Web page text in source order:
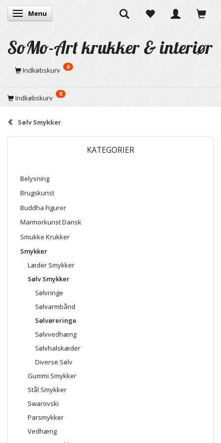
Skifte navigation
Menu
SoMo-Art krukker & interiør
Indkøbskurv 0
Indkøbskurv 0
Sølv Smykker
KATEGORIER
Belysning
Brugskunst
Buddha Figurer
Marmorkunst Dansk
Smukke Krukker
Smykker
Læder Smykker
Sølv Smykker
Sølvringe
Sølvarmbånd
Sølvøreringe
Sølvvedhæng
Sølvhalskæder
Diverse Sølv
Gummi Smykker
Stål Smykker
Swarovski
Parsmykker
Vedhæng